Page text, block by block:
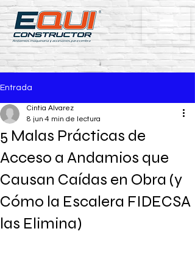
Entrada
5 Malas Prácticas de
Acceso a Andamios que
Causan Caídas en Obra (y
Cómo la Escalera FIDECSA
las Elimina)
Cintia Alvarez
8 jun 4 min de lectura